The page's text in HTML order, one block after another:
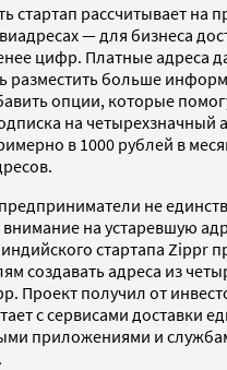
стартап рассчитывает на
— для бизнеса
цифр. Платные адреса
разместить больше
опции, которые
на четырехзначный
в 1000 рублей в
не
на устаревшую
стартапа Zippr
создавать адреса из
Проект получил от
с сервисами доставки
приложениями и